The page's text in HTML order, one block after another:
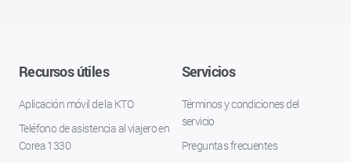
Recursos útiles
Aplicación móvil de la KTO
Teléfono de asistencia al viajero en
Corea 1330
Servicios
Términos y condiciones del
servicio
Preguntas frecuentes